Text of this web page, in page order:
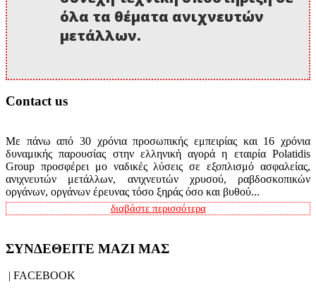
όλα τα θέματα ανιχνευτών
μετάλλων.
Contact us
Με πάνω από 30 χρόνια προσωπικής εμπειρίας και 16 χρόνια
δυναμικής παρουσίας στην ελληνική αγορά η εταιρία Polatidis
Group προσφέρει μο ναδικές λύσεις σε εξοπλισμό ασφαλείας,
ανιχνευτών μετάλλων, ανιχνευτών χρυσού, ραβδοσκοπικών
οργάνων, οργάνων έρευνας τόσο ξηράς όσο και βυθού...
διαβάστε περισσότερα
ΣΥΝΔΕΘΕΙΤΕ ΜΑΖΙ ΜΑΣ
| FACEBOOK